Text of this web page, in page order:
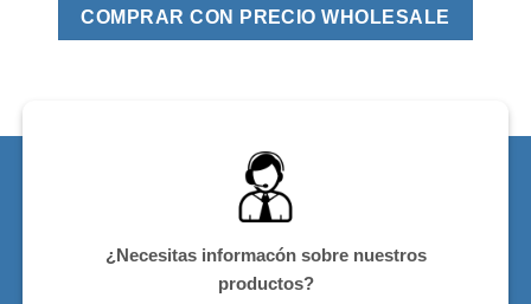
COMPRAR CON PRECIO WHOLESALE
¿Necesitas informacón sobre nuestros
productos?